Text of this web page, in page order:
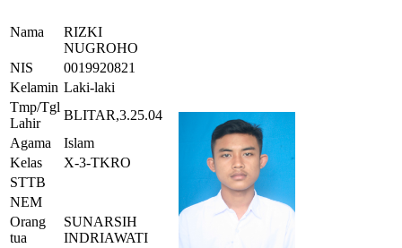
Nama
RIZKI
NUGROHO
NIS
0019920821
Kelamin Laki-laki
Tmp/Tgl
Lahir
BLITAR,3.25.04
Agama
Islam
Kelas
X-3-TKRO
STTB
NEM
Orang
tua
SUNARSIH
INDRIAWATI